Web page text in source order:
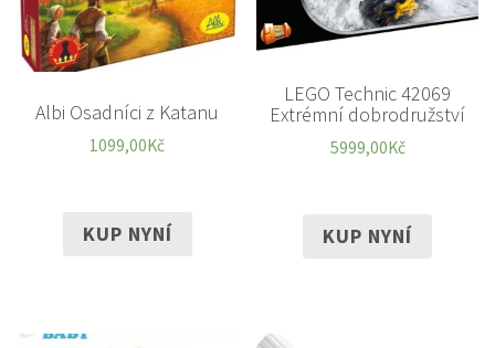
Albi Osadníci z Katanu
1099,00Kč
KUP NYNÍ
LEGO Technic 42069
Extrémní dobrodružství
5999,00Kč
KUP NYNÍ